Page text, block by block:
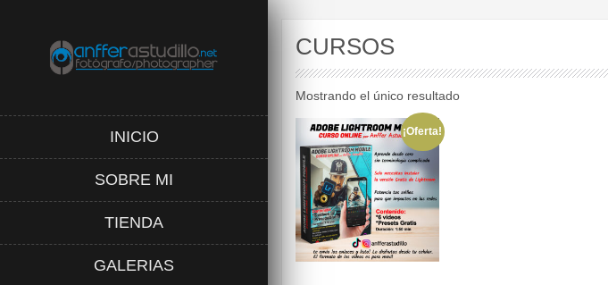
INICIO
SOBRE MI
TIENDA
GALERIAS
CURSOS
Mostrando el único resultado
¡Oferta!